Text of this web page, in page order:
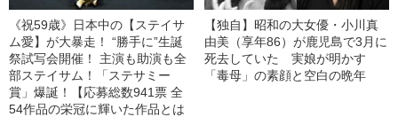
《祝59歳》日本中の【ステイサ
ム愛】が大暴走！ “勝手に”生誕
祭試写会開催！ 主演も助演も全
部ステイサム！「ステサミー
賞」爆誕！【応募総数941票 全
54作品の栄冠に輝いた作品とは
【独自】昭和の大女優・小川真
由美（享年86）が鹿児島で3月に
死去していた 実娘が明かす
「毒母」の素顔と空白の晩年